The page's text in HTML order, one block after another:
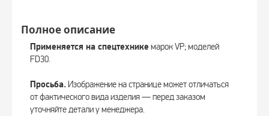
Полное описание
Применяется на спецтехнике марок VP; моделей
FD30.
Просьба.Изображение на странице может отличаться
от фактического вида изделия — перед заказом
уточняйте детали у менеджера.